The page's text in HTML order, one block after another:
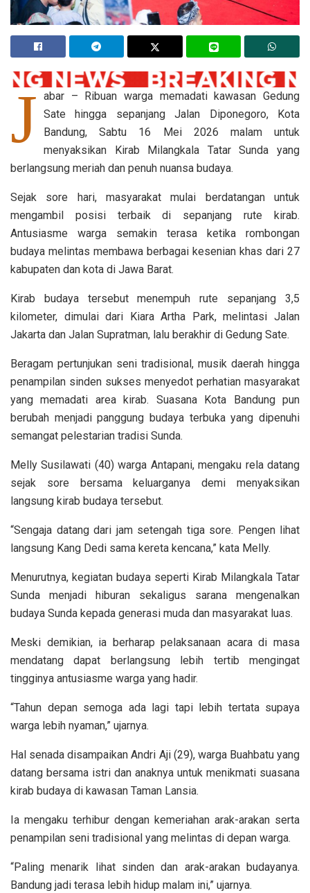
J abar – Ribuan warga memadati kawasan Gedung
Sate hingga sepanjang Jalan Diponegoro, Kota
Bandung, Sabtu 16 Mei 2026 malam untuk
menyaksikan Kirab Milangkala Tatar Sunda yang
berlangsung meriah dan penuh nuansa budaya.
Sejak sore hari, masyarakat mulai berdatangan untuk
mengambil posisi terbaik di sepanjang rute kirab.
Antusiasme warga semakin terasa ketika rombongan
budaya melintas membawa berbagai kesenian khas dari 27
kabupaten dan kota di Jawa Barat.
Kirab budaya tersebut menempuh rute sepanjang 3,5
kilometer, dimulai dari Kiara Artha Park, melintasi Jalan
Jakarta dan Jalan Supratman, lalu berakhir di Gedung Sate.
Beragam pertunjukan seni tradisional, musik daerah hingga
penampilan sinden sukses menyedot perhatian masyarakat
yang memadati area kirab. Suasana Kota Bandung pun
berubah menjadi panggung budaya terbuka yang dipenuhi
semangat pelestarian tradisi Sunda.
Melly Susilawati (40) warga Antapani, mengaku rela datang
sejak sore bersama keluarganya demi menyaksikan
langsung kirab budaya tersebut.
“Sengaja datang dari jam setengah tiga sore. Pengen lihat
langsung Kang Dedi sama kereta kencana,” kata Melly.
Menurutnya, kegiatan budaya seperti Kirab Milangkala Tatar
Sunda menjadi hiburan sekaligus sarana mengenalkan
budaya Sunda kepada generasi muda dan masyarakat luas.
Meski demikian, ia berharap pelaksanaan acara di masa
mendatang dapat berlangsung lebih tertib mengingat
tingginya antusiasme warga yang hadir.
“Tahun depan semoga ada lagi tapi lebih tertata supaya
warga lebih nyaman,” ujarnya.
Hal senada disampaikan Andri Aji (29), warga Buahbatu yang
datang bersama istri dan anaknya untuk menikmati suasana
kirab budaya di kawasan Taman Lansia.
Ia mengaku terhibur dengan kemeriahan arak-arakan serta
penampilan seni tradisional yang melintas di depan warga.
“Paling menarik lihat sinden dan arak-arakan budayanya.
Bandung jadi terasa lebih hidup malam ini,” ujarnya.